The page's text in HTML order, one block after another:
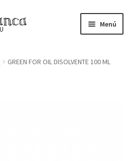
Menú
GREEN FOR OIL DISOLVENTE 100 ML